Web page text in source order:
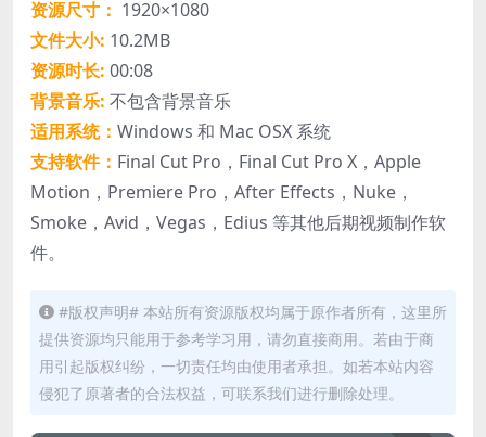
资源尺寸： 1920×1080
文件大小: 10.2MB
资源时长: 00:08
背景音乐: 不包含背景音乐
适用系统： Windows 和 Mac OSX 系统
支持软件： Final Cut Pro，Final Cut Pro X，Apple
Motion，Premiere Pro，After Effects，Nuke，
Smoke，Avid，Vegas，Edius 等其他后期视频制作软
件。
#版权声明# 本站所有资源版权均属于原作者所有，这里所
提供资源均只能用于参考学习用，请勿直接商用。若由于商
用引起版权纠纷，一切责任均由使用者承担。如若本站内容
侵犯了原著者的合法权益，可联系我们进行删除处理。